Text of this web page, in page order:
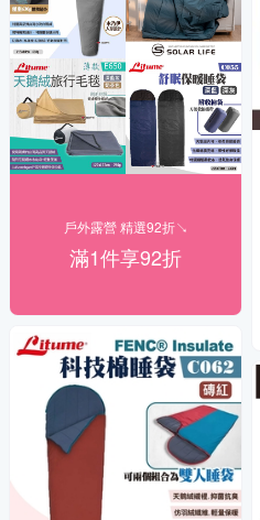
戶外露營 精選92折↘
滿1件享92折